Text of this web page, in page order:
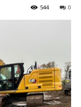
0
544